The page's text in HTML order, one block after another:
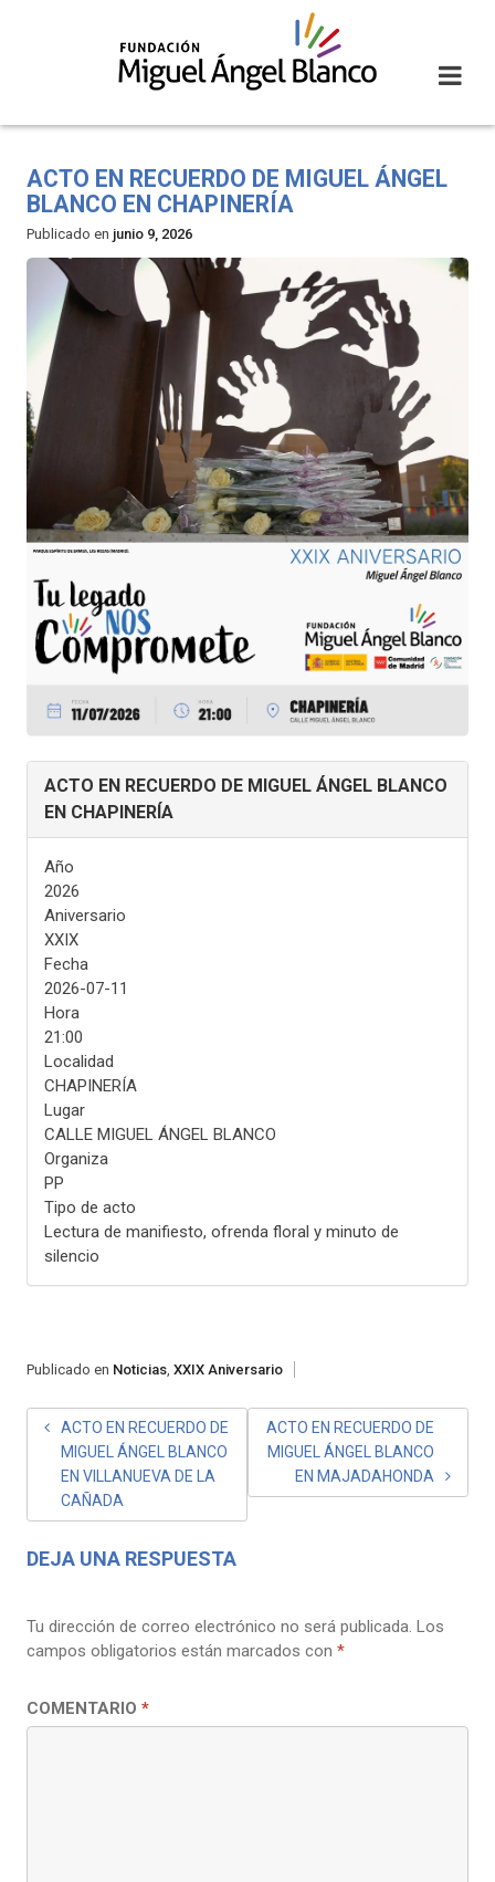
ACTO EN RECUERDO DE MIGUEL ÁNGEL
BLANCO EN CHAPINERÍA
Publicado en junio 9, 2026
ACTO EN RECUERDO DE MIGUEL ÁNGEL BLANCO
EN CHAPINERÍA
Año
2026
Aniversario
XXIX
Fecha
2026-07-11
Hora
21:00
Localidad
CHAPINERÍA
Lugar
CALLE MIGUEL ÁNGEL BLANCO
Organiza
PP
Tipo de acto
Lectura de manifiesto, ofrenda floral y minuto de
silencio
Publicado en Noticias, XXIX Aniversario
NAVEGACIÓN
ENTRADAS
ACTO EN RECUERDO DE
MIGUEL ÁNGEL BLANCO
EN VILLANUEVA DE LA
CAÑADA
ACTO EN RECUERDO DE
MIGUEL ÁNGEL BLANCO
EN MAJADAHONDA
DEJA UNA RESPUESTA
Tu dirección de correo electrónico no será publicada. Los
campos obligatorios están marcados con *
COMENTARIO *